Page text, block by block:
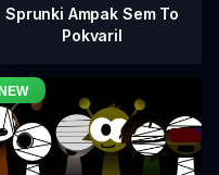
Sprunki Ampak Sem To
Pokvaril